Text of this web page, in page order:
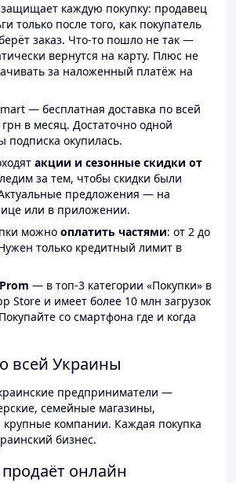
защищает каждую покупку: продавец
только после того, как покупатель
заказ. Что-то пошло не так —
вернутся на карту. Плюс не
за наложенный платёж на
— бесплатная доставка по всей
в месяц. Достаточно одной
подписка окупилась.
акции и сезонные скидки от
за тем, чтобы скидки были
предложения — на
или в приложении.
можно оплатить частями: от 2 до
только кредитный лимит в
— в топ-3 категории «Покупки» в
Store и имеет более 10 млн загрузок
со смартфона где и когда
всей Украины
предприниматели —
семейные магазины,
крупные компании. Каждая покупка
бизнес.
онлайн